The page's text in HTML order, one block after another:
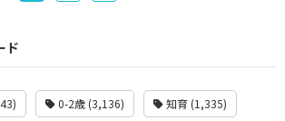
ド
0-2歳 (3,136) 知育 (1,335)